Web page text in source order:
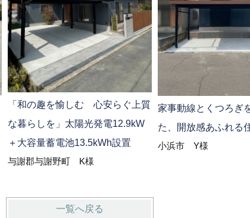
「和の趣を愉しむ 心安らぐ上質
な暮らしを」太陽光発電12.9kW
＋大容量蓄電池13.5kWh設置
与謝郡与謝野町 K様
家事動線とくつろぎ
た、開放感あふれる
小浜市 Y様
一覧へ戻る